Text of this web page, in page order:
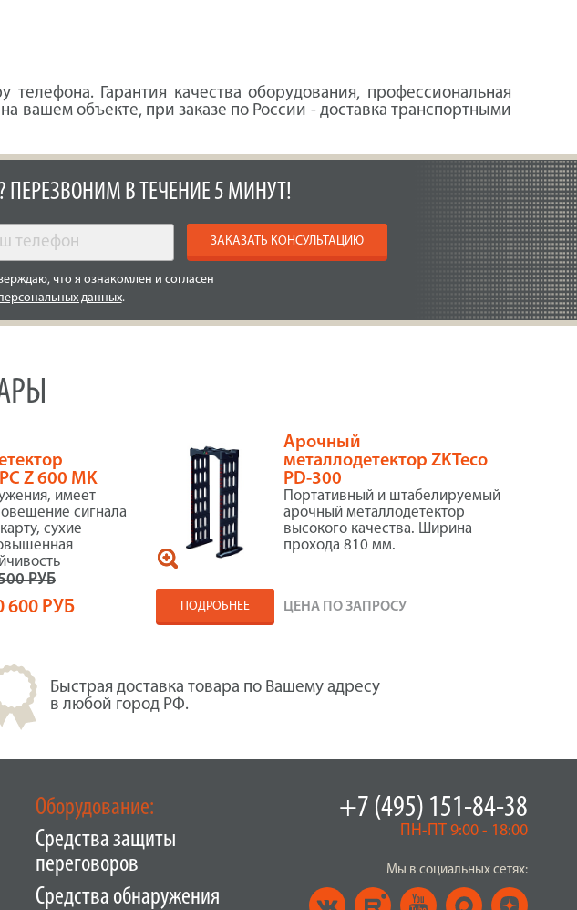
Гарантия качества оборудования, профессиональная
вашем объекте, при заказе по России - доставка транспортными
ПЕРЕЗВОНИМ В ТЕЧЕНИЕ 5 МИНУТ!
ЗАКАЗАТЬ КОНСУЛЬТАЦИЮ
что я ознакомлен и согласен
данных.
Z 600 MK
имеет
сигнала
сухие
РУБ
600 РУБ
Арочный
металлодетектор ZKTeco
PD-300
Портативный и штабелируемый
арочный металлодетектор
высокого качества. Ширина
прохода 810 мм.
ПОДРОБНЕЕ ЦЕНА ПО ЗАПРОСУ
Быстрая доставка товара по Вашему адресу
в любой город РФ.
+7 (495) 151-84-38
ПН-ПТ 9:00 - 18:00
Мы в социальных сетях:
Оборудование:
Средства защиты
переговоров
Средства обнаружения